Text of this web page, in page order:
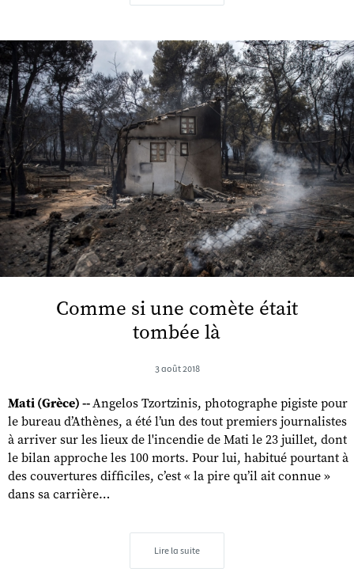
Comme si une comète était
tombée là
3 août 2018
Mati (Grèce) --Angelos Tzortzinis, photographe pigiste pour
le bureau d’Athènes, a été l’un des tout premiers journalistes
à arriver sur les lieux de l'incendie de Mati le 23 juillet, dont
le bilan approche les 100 morts. Pour lui, habitué pourtant à
des couvertures difficiles, c’est « la pire qu’il ait connue »
dans sa carrière…
Lire la suite